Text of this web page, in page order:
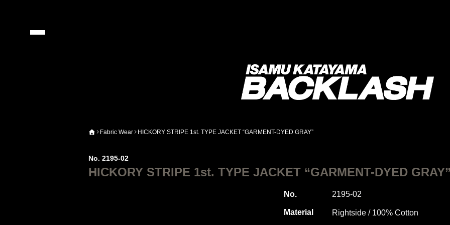
Fabric Wear HICKORY STRIPE 1st. TYPE JACKET “GARMENT-DYED GRAY”
No. 2195-02
HICKORY STRIPE 1st. TYPE JACKET “GARMENT-DYED GRAY”
No. 2195-02
Material Rightside / 100% Cotton